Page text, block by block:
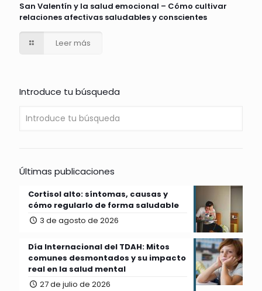
San Valentín y la salud emocional – Cómo cultivar
relaciones afectivas saludables y conscientes
Leer más
Introduce tu búsqueda
Últimas publicaciones
Cortisol alto: síntomas, causas y
cómo regularlo de forma saludable
3 de agosto de 2026
Día Internacional del TDAH: Mitos
comunes desmontados y su impacto
real en la salud mental
27 de julio de 2026